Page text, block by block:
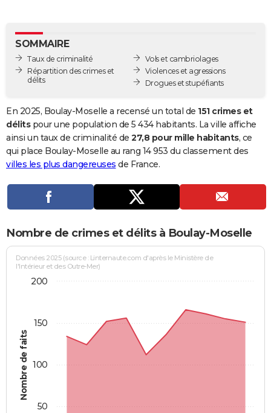
GUIDES D'ACHAT
BONS PLANS
Carte de Noël
Carte Bonne année
Carte Saint-Valentin
Carte Pâques
Carte d'anniversaire
DICTIONNAIRE
Dictionnaire
Biographies
Citations
Expressions
Proverbes
PROGRAMME TV
COPAINS D'AVANT
S'inscrire
Se connecter
Lycées
Collèges
Primaires
Universités
Entreprises
Service militaire
Avis de recherche
AVIS DE DÉCÈS
FORUM
Bricolage
Lifestyle
Culture
Sport
Auto
Television
Voyage
Cinema
SOMMAIRE
Taux de criminalité
Répartition des crimes et
délits
Vols et cambriolages
Violences et agressions
Drogues et stupéfiants
En 2025, Boulay-Moselle a recensé un total de 151 crimes et
délitspour une population de 5 434 habitants. La ville affiche
ainsi un taux de criminalité de 27,8 pour mille habitants, ce
qui place Boulay-Moselle au rang 14 953 du classement des
villes les plus dangereuses de France.
Nombre de crimes et délits à Boulay-Moselle
Nombre de faits
Données 2025 (source : Linternaute.com d'après le Ministère de
l'Intérieur et des Outre-Mer)
50
100
150
200